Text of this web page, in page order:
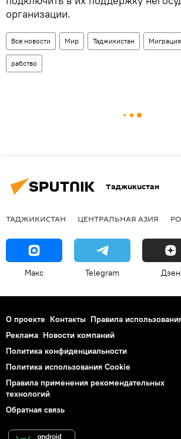
организации.
Все новости Мир Таджикистан Миграция
рабство
Таджикистан
ТАДЖИКИСТАН ЦЕНТРАЛЬНАЯ АЗИЯ
Макс Telegram Дзен
О проекте Контакты Правила
Реклама Новости компаний
Политика конфиденциальности
Политика использования Cookie
Правила применения рекомендательных
технологий
Обратная связь